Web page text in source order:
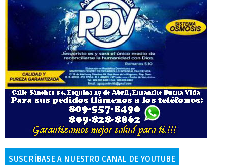
SUSCRÍBASE A NUESTRO CANAL DE YOUTUBE